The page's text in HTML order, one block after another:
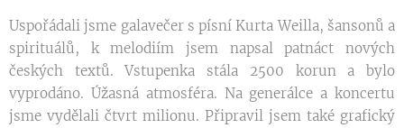
Uspořádali jsme galavečer s písní Kurta Weilla, šansonů a
spirituálů, k melodiím jsem napsal patnáct nových
českých textů. Vstupenka stála 2500 korun a bylo
vyprodáno. Úžasná atmosféra. Na generálce a koncertu
jsme vydělali čtvrt milionu. Připravil jsem také grafický